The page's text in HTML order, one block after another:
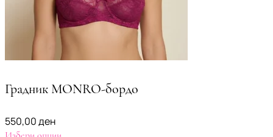
Градник MONRO-бордо
550,00ден